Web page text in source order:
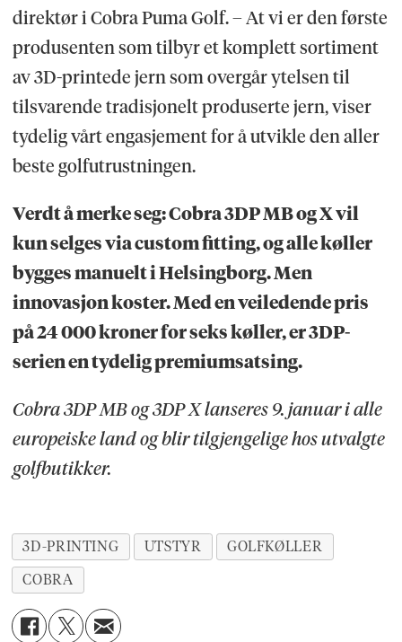
direktør i Cobra Puma Golf. – At vi er den første
produsenten som tilbyr et komplett sortiment
av 3D-printede jern som overgår ytelsen til
tilsvarende tradisjonelt produserte jern, viser
tydelig vårt engasjement for å utvikle den aller
beste golfutrustningen.
Verdt å merke seg: Cobra 3DP MB og X vil
kun selges via custom fitting, og alle køller
bygges manuelt i Helsingborg. Men
innovasjon koster. Med en veiledende pris
på 24 000 kroner for seks køller, er 3DP-
serien en tydelig premium­satsing.
Cobra 3DP MB og 3DP X lanseres 9. januar i alle
europeiske land og blir tilgjengelige hos utvalgte
golfbutikker.
3D-PRINTING UTSTYR
GOLFKØLLER
COBRA